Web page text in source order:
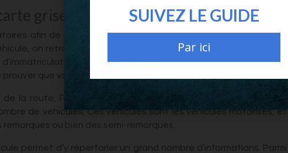
afin de pouvoir posséder mais aussi de pouvoir circuler en
on retrouve la
. On peut également appeler une
Effectivement la carte grise, ou certificat
que votre véhicule est immatriculé.
de la route, l’article R322-1, cette obligation concerne tous les
de véhicules. Ces véhicules sont les véhicules motorisés, et
ou bien des semi-remorques.
permet d’y répertorier un grand nombre d’informations. Parmi
SUIVEZ LE GUIDE
Par ici